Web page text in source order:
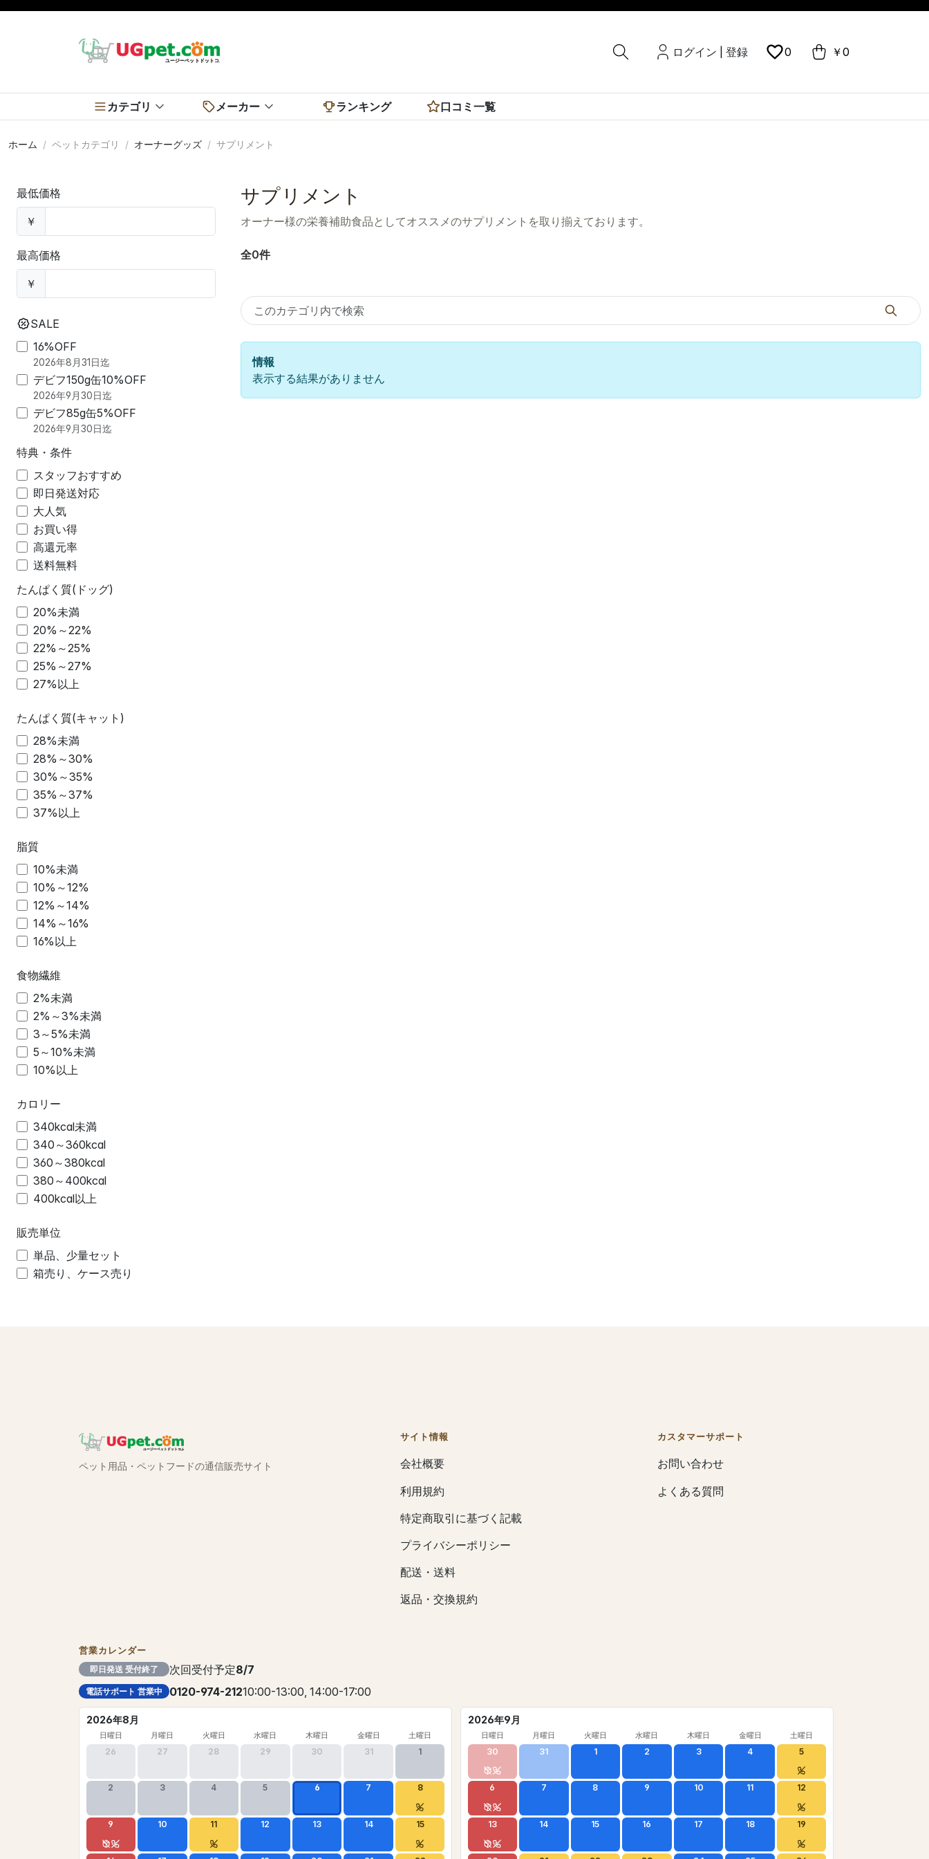
ログイン 登録 0 ￥0
カテゴリ メーカー ランキング 口コミ一覧
ホーム ペットカテゴリ オーナーグッズ サプリメント
最低価格
￥
最高価格
￥
SALE
16%OFF
2026年8月31日迄
デビフ150g缶10%OFF
2026年9月30日迄
デビフ85g缶5%OFF
2026年9月30日迄
特典・条件
スタッフおすすめ
即日発送対応
大人気
お買い得
高還元率
送料無料
たんぱく質(ドッグ)
20%未満
20%～22%
22%～25%
25%～27%
27%以上
たんぱく質(キャット)
28%未満
28%～30%
30%～35%
35%～37%
37%以上
脂質
10%未満
10%～12%
12%～14%
14%～16%
16%以上
食物繊維
2%未満
2%～3%未満
3～5%未満
5～10%未満
10%以上
カロリー
340kcal未満
340～360kcal
360～380kcal
380～400kcal
400kcal以上
販売単位
単品、少量セット
箱売り、ケース売り
サプリメント
オーナー様の栄養補助食品としてオススメのサプリメントを取り揃えております。
全0件
情報
表示する結果がありません
ペット用品・ペットフードの通信販売サイト
サイト情報
会社概要
利用規約
特定商取引に基づく記載
プライバシーポリシー
配送・送料
返品・交換規約
カスタマーサポート
お問い合わせ
よくある質問
営業カレンダー
即日発送 受付終了 次回受付予定8/7
電話サポート 営業中 0120-974-21210:00-13:00, 14:00-17:00
2026年8月
日曜日 月曜日 火曜日 水曜日 木曜日 金曜日 土曜日
26 27 28 29 30 31 1
2 3 4 5 6 7 8
9 10 11 12 13 14 15
2026年9月
日曜日 月曜日 火曜日 水曜日 木曜日 金曜日 土曜日
30 31 1 2 3 4 5
6 7 8 9 10 11 12
13 14 15 16 17 18 19